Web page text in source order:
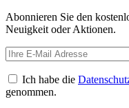
Abonnieren Sie den
Neuigkeit oder Aktionen.
Ich habe die
genommen.